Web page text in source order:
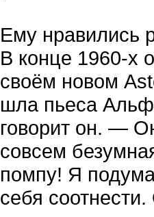
Ему нравились
В конце 1960-х
своём новом
шла пьеса
говорит он. —
совсем
помпу! Я
себя